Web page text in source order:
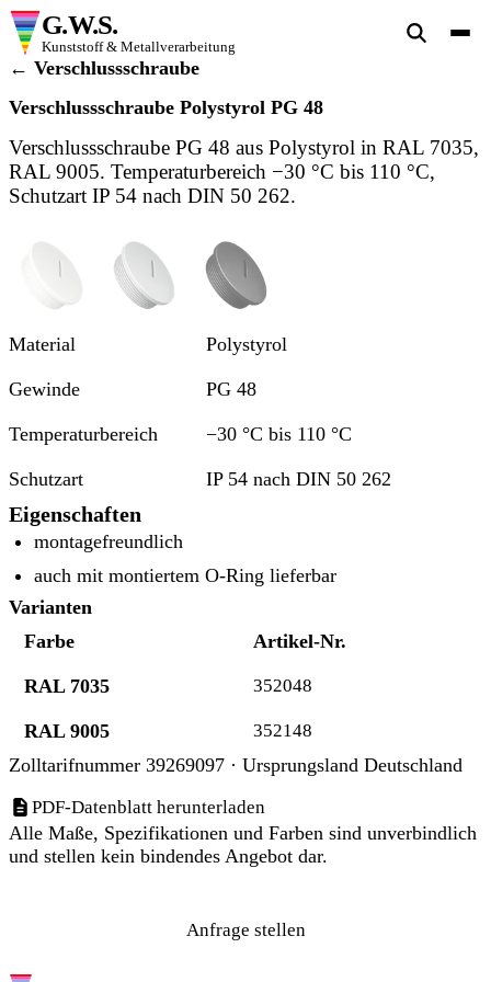
G.W.S.
Kunststoff & Metallverarbeitung
← Verschlussschraube
Verschlussschraube Polystyrol PG 48
Verschlussschraube PG 48 aus Polystyrol in RAL 7035,
RAL 9005. Temperaturbereich −30 °C bis 110 °C,
Schutzart IP 54 nach DIN 50 262.
Ansicht 1 Ansicht 2 Ansicht 3
Material Polystyrol
Gewinde PG 48
Temperaturbereich −30 °C bis 110 °C
Schutzart IP 54 nach DIN 50 262
Eigenschaften
montagefreundlich
auch mit montiertem O-Ring lieferbar
Varianten
Farbe
Artikel-Nr.
RAL 7035 352048
RAL 9005 352148
Zolltarifnummer 39269097 · Ursprungsland Deutschland
PDF-Datenblatt herunterladen
Alle Maße, Spezifikationen und Farben sind unverbindlich
und stellen kein bindendes Angebot dar.
Anfrage stellen